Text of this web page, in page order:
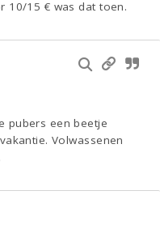
10/15 € was dat toen.
pubers een beetje
Volwassenen